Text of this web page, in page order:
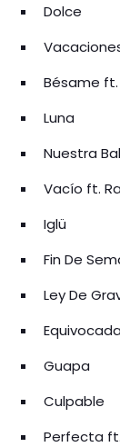
Dolce
Bésame ft.
Luna
Nuestra
Vacío ft.
Iglü
Fin De
Ley De
Equivocada
Guapa
Culpable
Perfecta